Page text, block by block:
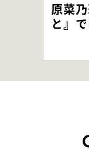
原菜
と』
「お
感覚